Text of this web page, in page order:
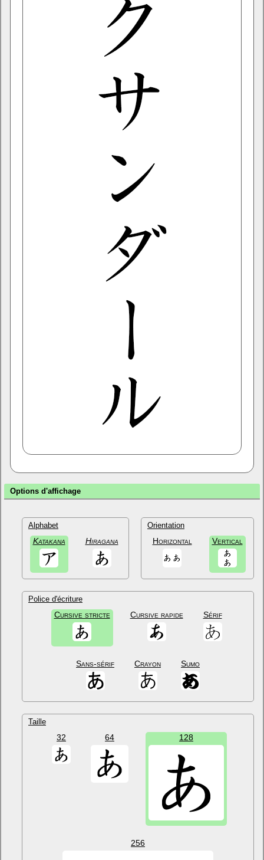
Options d'affichage
Alphabet
Katakana Hiragana
Orientation
Horizontal Vertical
Police d'écriture
Cursive stricte Cursive rapide Sérif
Sans-sérif Crayon Sumo
Taille
32 64 128
256